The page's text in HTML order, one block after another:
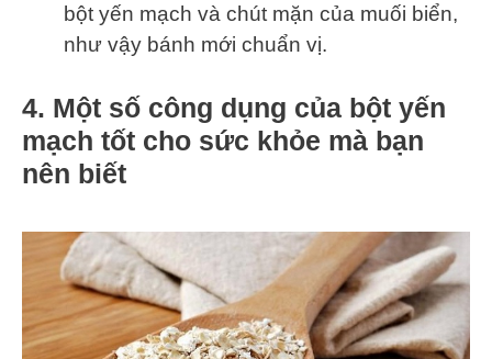
bột yến mạch và chút mặn của muối biển,
như vậy bánh mới chuẩn vị.
4. Một số công dụng của bột yến
mạch tốt cho sức khỏe mà bạn
nên biết